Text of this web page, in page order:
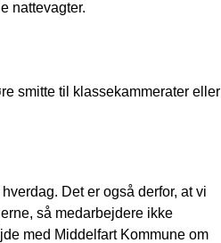
nattevagter.
smitte til klassekammerater eller
Det er også derfor, at vi
så medarbejdere ikke
med Middelfart Kommune om